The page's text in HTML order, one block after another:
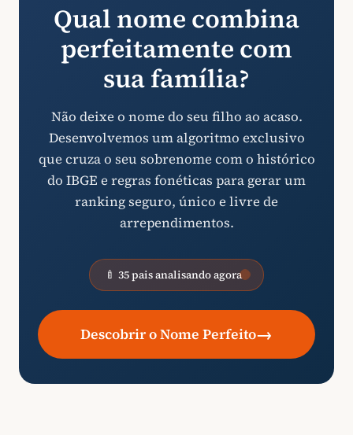
Qual nome combina
perfeitamente com
sua família?
Não deixe o nome do seu filho ao acaso.
Desenvolvemos um algoritmo exclusivo
que cruza o seu sobrenome com o histórico
do IBGE e regras fonéticas para gerar um
ranking seguro, único e livre de
arrependimentos.
🍼 35 pais analisando agora
Descobrir o Nome Perfeito→